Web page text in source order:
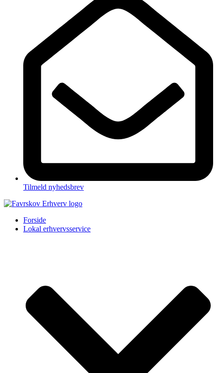
Tilmeld nyhedsbrev
Forside
Lokal erhvervsservice